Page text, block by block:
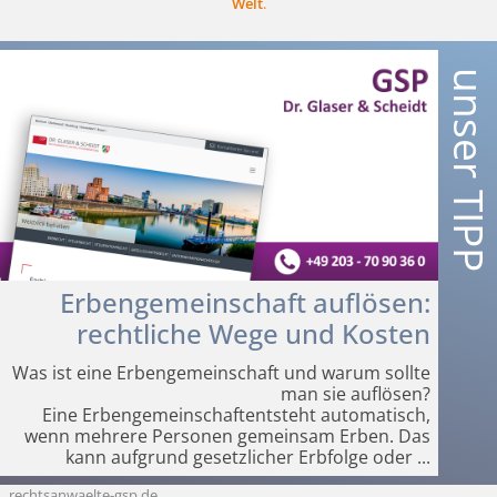
Erbengemeinschaft auflösen:
rechtliche Wege und Kosten
Was ist eine Erbengemeinschaft und warum sollte
man sie auflösen?
Eine Erbengemein­schaftentsteht automatisch,
wenn mehrere Personen gemeinsam Erben. Das
kann aufgrund gesetzlicher Erbfolge oder ...